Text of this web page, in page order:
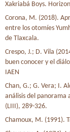
Xakriabá Boys.
Corona, M. (2018).
entre los otomíes
de Tlaxcala.
Crespo, J.; D. Vila
buen conocer y el
IAEN
Chan, G.; G. Vera; I.
análisis del panorama
(LIII), 289-326.
Chamoux, M. (1991).